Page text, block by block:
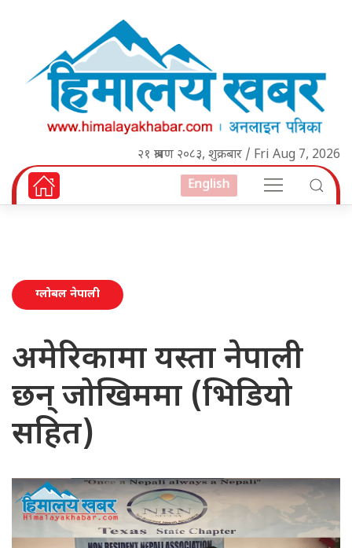
२१ श्रावण २०८३, शुक्रबार / Fri Aug 7, 2026
English
ग्लोबल नेपाली
अमेरिकामा यस्ता नेपाली
छन् जोखिममा (भिडियो
सहित)